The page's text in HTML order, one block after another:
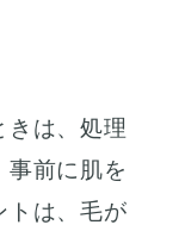
きは、処理
事前に肌を
トは、毛が